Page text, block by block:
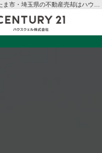
和光市｜成約物件一覧【購入・売却】｜さいたま市・埼玉県の不動産売却はハウスウェル